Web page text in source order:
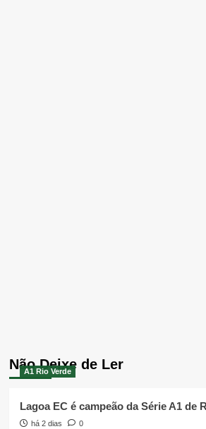
Não Deixe de Ler
A1 Rio Verde
Lagoa EC é campeão da Série A1 de
há 2 dias 0